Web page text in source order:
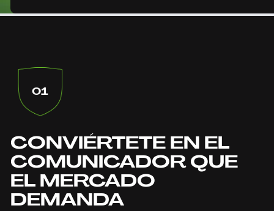
01
CONVIÉRTETE EN EL
COMUNICADOR QUE
EL MERCADO
DEMANDA